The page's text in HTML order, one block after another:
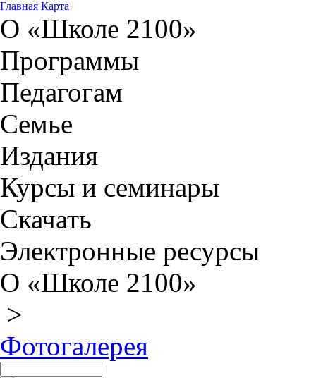
Главная Карта
О «Школе 2100»
Программы
Педагогам
Семье
Издания
Курсы и семинары
Скачать
Электронные ресурсы
О «Школе 2100»
>
Фотогалерея